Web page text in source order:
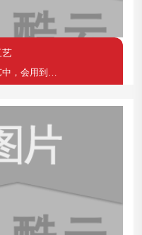
艺
有机玻璃化妆品展示架制作工艺中，会用到有机玻璃丝网